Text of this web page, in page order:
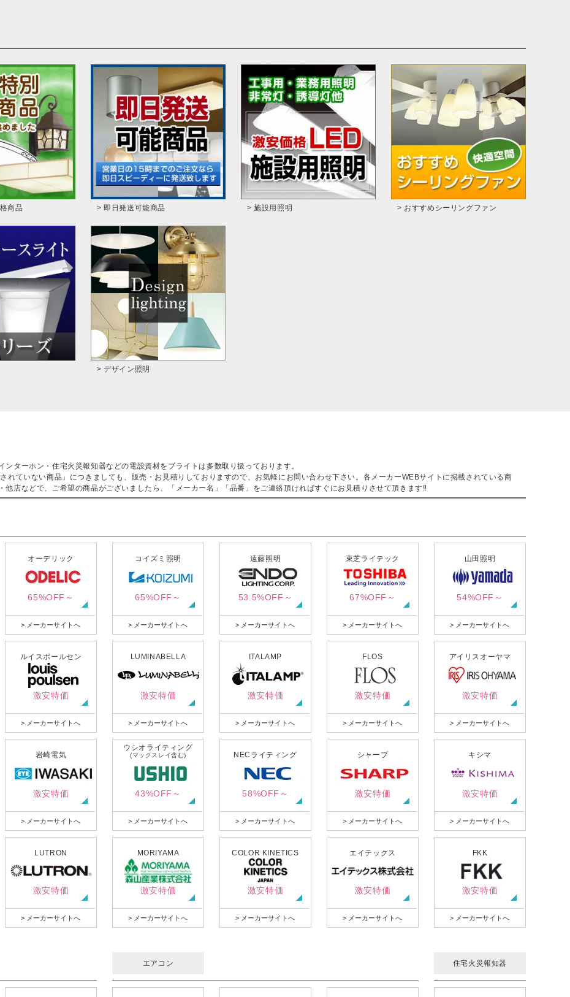
商品 > 即日発送可能商品 > 施設用照明 > おすすめシーリングファン
> デザイン照明
ンターホン・住宅火災報知器などの電設資材をブライトは多数取り扱っております。
れていない商品」につきましても、販売・お見積りしておりますので、お気軽にお問い合わせ下さい。各メーカーWEBサイトに掲載されている商
他店などで、ご希望の商品がございましたら、「メーカー名」「品番」をご連絡頂ければすぐにお見積りさせて頂きます‼
オーデリック
65%OFF～
> メーカーサイトへ
コイズミ照明
65%OFF～
> メーカーサイトへ
遠藤照明
53.5%OFF～
> メーカーサイトへ
東芝ライテック
67%OFF～
> メーカーサイトへ
山田照明
54%OFF～
> メーカーサイトへ
ルイスポールセン
激安特価
> メーカーサイトへ
LUMINABELLA
激安特価
> メーカーサイトへ
ITALAMP
激安特価
> メーカーサイトへ
FLOS
激安特価
> メーカーサイトへ
アイリスオーヤマ
激安特価
> メーカーサイトへ
岩崎電気
激安特価
> メーカーサイトへ
ウシオライティング
(マックスレイ含む)
43%OFF～
> メーカーサイトへ
NECライティング
58%OFF～
> メーカーサイトへ
シャープ
激安特価
> メーカーサイトへ
キシマ
激安特価
> メーカーサイトへ
LUTRON
激安特価
> メーカーサイトへ
MORIYAMA
激安特価
> メーカーサイトへ
COLOR KINETICS
激安特価
> メーカーサイトへ
エイテックス
激安特価
> メーカーサイトへ
FKK
激安特価
> メーカーサイトへ
エアコン 住宅火災報知器